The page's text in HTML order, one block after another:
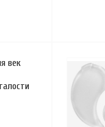
век